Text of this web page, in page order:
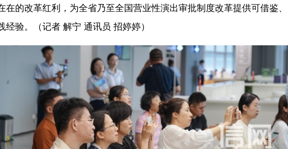
在的改革红利，为全省乃至全国营业性演出审批制度改革提供可借鉴、
经验。（记者 解宁 通讯员 招婷婷）